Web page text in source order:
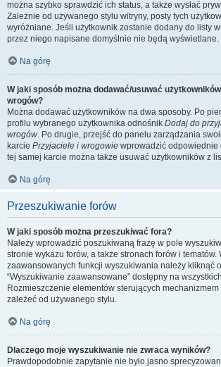
można szybko sprawdzić ich status, a także wysłać
Zależnie od używanego stylu witryny, posty tych
wyróżniane. Jeśli użytkownik zostanie dodany do listy
przez niego napisane domyślnie nie będą wyświetlane.
Na górę
W jaki sposób można dodawać/usuwać
wrogów?
Można dodawać użytkowników na dwa sposoby. Po
profilu wybranego użytkownika odnośnik Dodaj do
wrogów. Po drugie, przejść do panelu zarządzania
karcie Przyjaciele i wrogowie wprowadzić odpowiednie
tej samej karcie można także usuwać użytkowników z
Na górę
Przeszukiwanie forów
W jaki sposób można przeszukiwać fora?
Należy wprowadzić poszukiwaną frazę w pole
stronie wykazu forów, a także stronach forów i tematów.
zaawansowanych funkcji wyszukiwania należy kliknąć
“Wyszukiwanie zaawansowane” dostępny na
Rozmieszczenie elementów sterujących
zależeć od używanego stylu.
Na górę
Dlaczego moje wyszukiwanie nie zwraca wyników?
Prawdopodobnie zapytanie nie było jasno